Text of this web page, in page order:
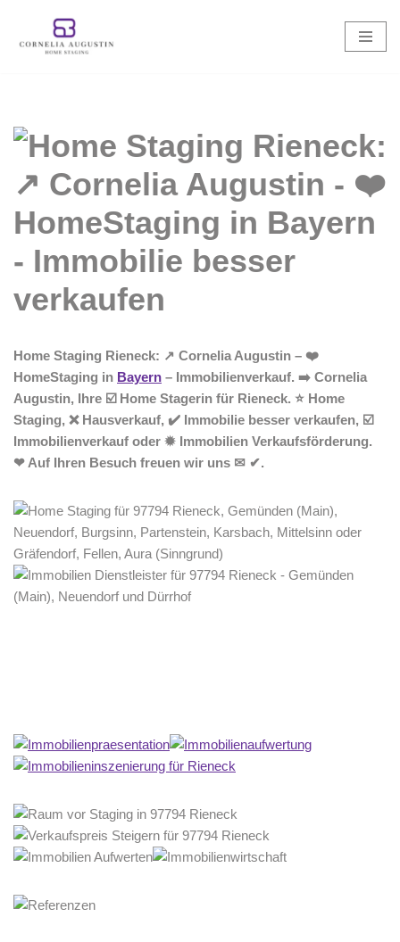
Zum
Home Staging Rieneck: ↗️ Cornelia Augustin – ❤️
HomeStaging in Bayern – Immobilienverkauf. ➡️ Cornelia
Augustin, Ihre ☑️ Home Stagerin für Rieneck. ⭐ Home
Staging, ❌ Hausverkauf, ✔️ Immobilie besser verkaufen, ☑️
Immobilienverkauf oder ✹ Immobilien Verkaufsförderung.
❤ Auf Ihren Besuch freuen wir uns ✉ ✔.